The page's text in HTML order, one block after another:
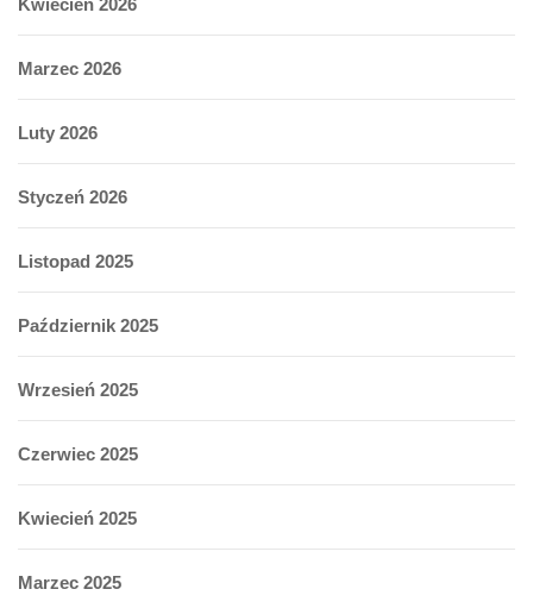
Marzec 2026
Luty 2026
Styczeń 2026
Listopad 2025
Październik 2025
Wrzesień 2025
Czerwiec 2025
Kwiecień 2025
Marzec 2025